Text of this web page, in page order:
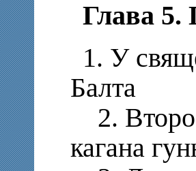
Глава 5.
1. У
Балта
2.
кагана